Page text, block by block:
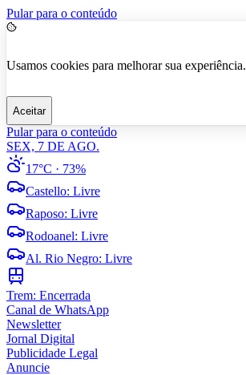
Pular para o conteúdo
Usamos cookies para melhorar sua experiência.
Aceitar
Pular para o conteúdo
SEX, 7 DE AGO.
17°C · 73%
Castello: Livre
Raposo: Livre
Rodoanel: Livre
Al. Rio Negro: Livre
Trem: Encerrada
Canal de WhatsApp
Newsletter
Jornal Digital
Publicidade Legal
Anuncie